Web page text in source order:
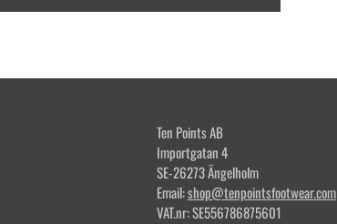
Ten Points AB
Importgatan 4
SE-26273 Ängelholm
Email:shop@tenpointsfootwear.com
VAT.nr: SE556786875601